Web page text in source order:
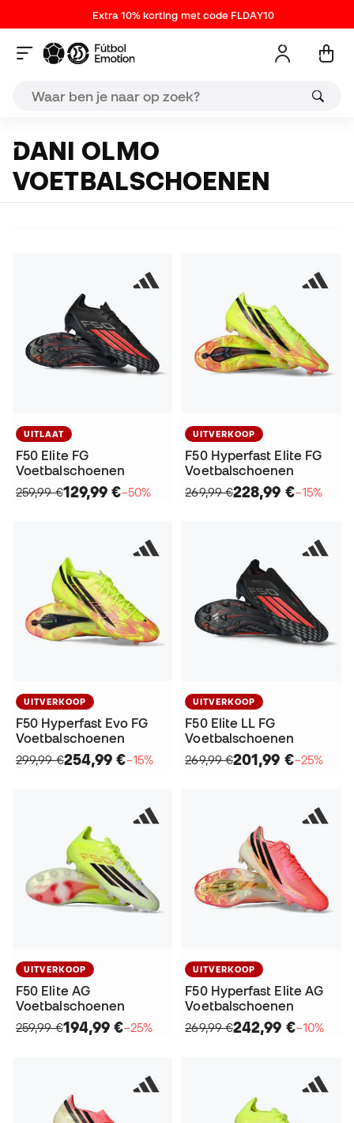
Extra 10% korting met code FLDAY10
DANI OLMO
VOETBALSCHOENEN
UITLAAT
F50 Elite FG
Voetbalschoenen
259,99 €129,99 €−50%
UITVERKOOP
F50 Hyperfast Elite FG
Voetbalschoenen
269,99 €228,99 €−15%
UITVERKOOP
F50 Hyperfast Evo FG
Voetbalschoenen
299,99 €254,99 €−15%
UITVERKOOP
F50 Elite LL FG
Voetbalschoenen
269,99 €201,99 €−25%
UITVERKOOP
F50 Elite AG
Voetbalschoenen
259,99 €194,99 €−25%
UITVERKOOP
F50 Hyperfast Elite AG
Voetbalschoenen
269,99 €242,99 €−10%